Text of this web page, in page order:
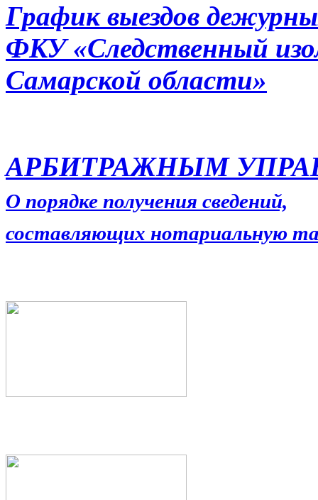
График выездов
ФКУ «Следственный
Самарской области»
АРБИТРАЖНЫМ
О порядке получения сведений,
составляющих нотариальную